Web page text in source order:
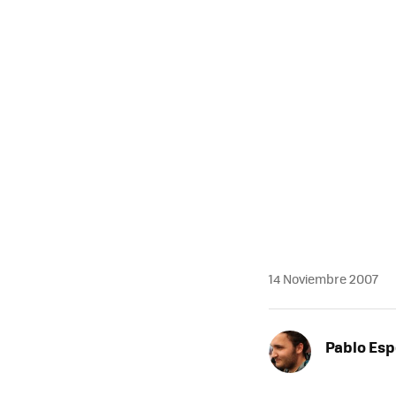
14 Noviembre 2007
Pablo